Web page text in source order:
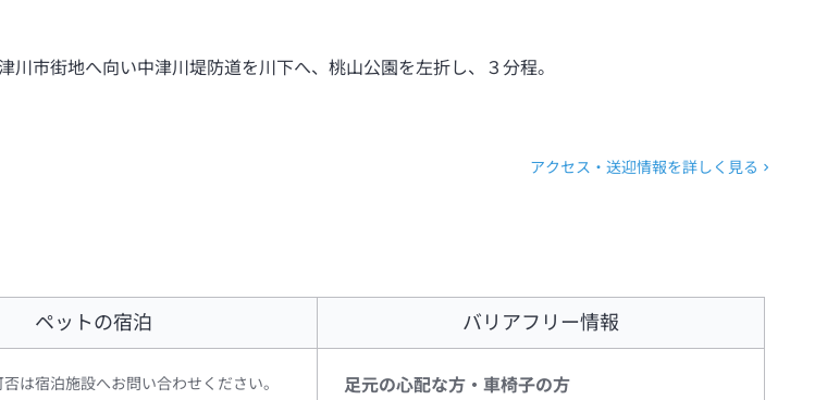
市街地へ向い中津川堤防道を川下へ、桃山公園を左折し、３分程。
アクセス・送迎情報を詳しく見る
ペットの宿泊
は宿泊施設へお問い合わせください。
バリアフリー情報
足元の心配な方・車椅子の方